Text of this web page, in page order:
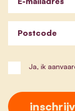
Postcode
Ja, ik